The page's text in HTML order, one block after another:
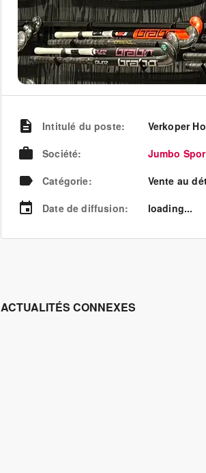
Intitulé du poste:
Verkoper
Société:
Jumbo
Catégorie:
Vente au
Date de diffusion: loading...
ACTUALITÉS CONNEXES